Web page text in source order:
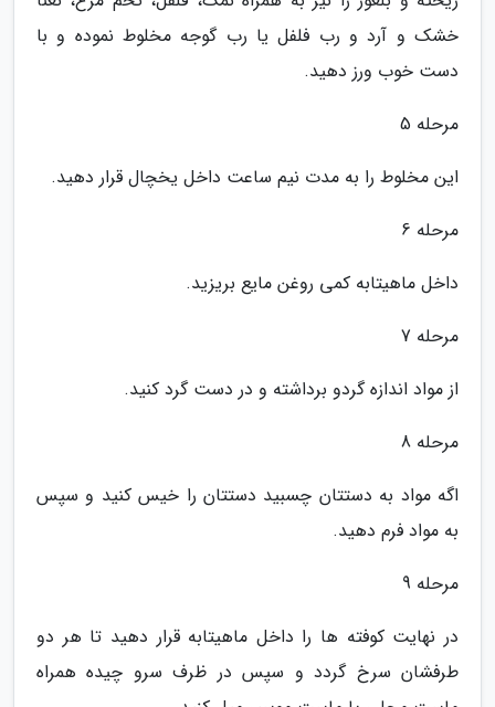
خشک و آرد و رب فلفل یا رب گوجه مخلوط نموده و با
دست خوب ورز دهید.
مرحله 5
این مخلوط را به مدت نیم ساعت داخل یخچال قرار دهید.
مرحله 6
داخل ماهیتابه کمی روغن مایع بریزید.
مرحله 7
از مواد اندازه گردو برداشته و در دست گرد کنید.
مرحله 8
اگه مواد به دستتان چسبید دستتان را خیس کنید و سپس
به مواد فرم دهید.
مرحله 9
در نهایت کوفته ها را داخل ماهیتابه قرار دهید تا هر دو
طرفشان سرخ گردد و سپس در ظرف سرو چیده همراه